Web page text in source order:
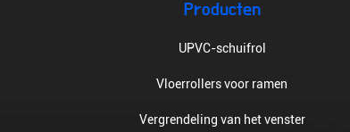
Producten
UPVC-schuifrol
Vloerrollers voor ramen
Vergrendeling van het venster